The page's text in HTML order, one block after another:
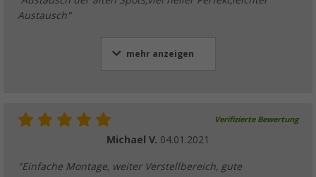
Austausch"
mehr anzeigen
Verifizierte Bewertung
Michael V. 04.01.2021
"Einfache Montage, weiter Verstellbereich, gute